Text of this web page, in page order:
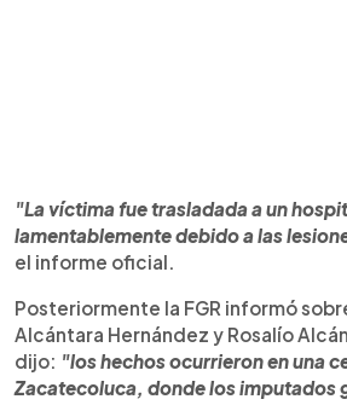
"La víctima fue trasladada a un
lamentablemente debido a las
el informe oficial.
Posteriormente la FGR informó
Alcántara Hernández y Rosalío
dijo: "los hechos ocurrieron en una
Zacatecoluca, donde los imputados